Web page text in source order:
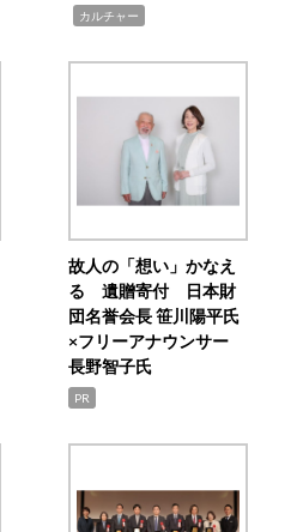
カルチャー
故人の「想い」かなえ
る 遺贈寄付 日本財
団名誉会長 笹川陽平氏
×フリーアナウンサー
長野智子氏
PR